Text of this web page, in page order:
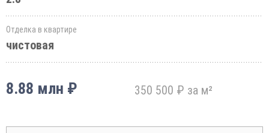
Отделка в квартире
чистовая
8.88 млн ₽ 350 500 ₽ за м²